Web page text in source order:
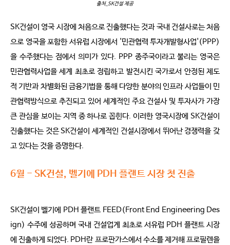
출처_SK건설 제공
SK건설이 영국 시장에 처음으로 진출했다는 것과 국내 건설사로는 처음
으로 영국을 포함한 서유럽 시장에서 '민관협력 투자개발형사업'(PPP)
을 수주했다는 점에서 의미가 있다. PPP 종주국이라고 불리는 영국은
민관협력사업을 세계 최초로 정립하고 발전시킨 국가로서 안정된 제도
적 기반과 차별화된 금융기법을 통해 다양한 분야의 인프라 사업들이 민
관협력방식으로 추진되고 있어 세계적인 주요 건설사 및 투자사가 가장
큰 관심을 보이는 지역 중 하나로 꼽힌다. 이러한 영국시장에 SK건설이
진출했다는 것은 SK건설이 세계적인 건설시장에서 뛰어난 경쟁력을 갖
고 있다는 것을 증명한다.
6월 - SK건설, 벨기에 PDH 플랜트 시장 첫 진출
SK건설이 벨기에 PDH 플랜트 FEED(Front End Engineering Des
ign) 수주에 성공하며 국내 건설업계 최초로 서유럽 PDH 플랜트 시장
에 진출하게 되었다. PDH란 프로판가스에서 수소를 제거해 프로필렌을